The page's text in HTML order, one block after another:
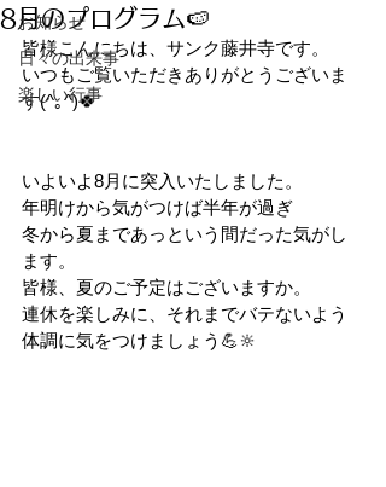
お知らせ
日々の出来事
楽しい行事
8月のプログラム🍉
皆様こんにちは、サンク藤井寺です。
いつもご覧いただきありがとうございま
す(^｡^)🍀
いよいよ8月に突入いたしました。
年明けから気がつけば半年が過ぎ
冬から夏まであっという間だった気がし
ます。
皆様、夏のご予定はございますか。
連休を楽しみに、それまでバテないよう
体調に気をつけましょう💪🔆